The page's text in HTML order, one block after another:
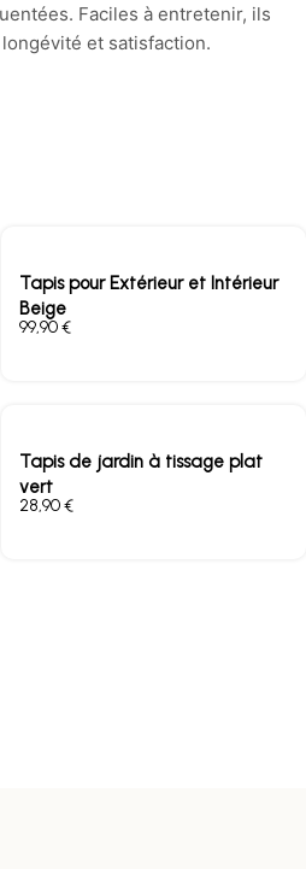
Faciles à entretenir, ils
et satisfaction.
Tapis pour Extérieur et Intérieur
Beige
€
Tapis de jardin à tissage plat
vert
€